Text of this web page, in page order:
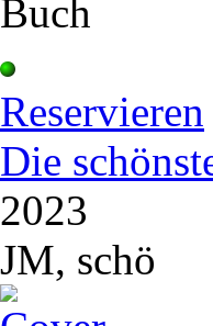
Buch
Reservieren
Die
2023
JM, schö